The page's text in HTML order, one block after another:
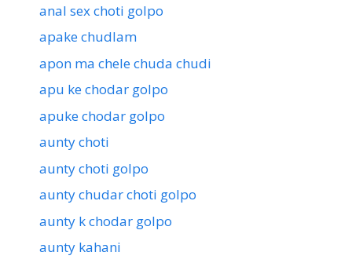
anal sex choti golpo
apake chudlam
apon ma chele chuda chudi
apu ke chodar golpo
apuke chodar golpo
aunty choti
aunty choti golpo
aunty chudar choti golpo
aunty k chodar golpo
aunty kahani